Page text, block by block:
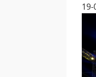
19-